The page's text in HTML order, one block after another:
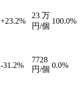
+23.2%
23 万
円/個
100.0%
-31.2%
7728
円/個 0.0%